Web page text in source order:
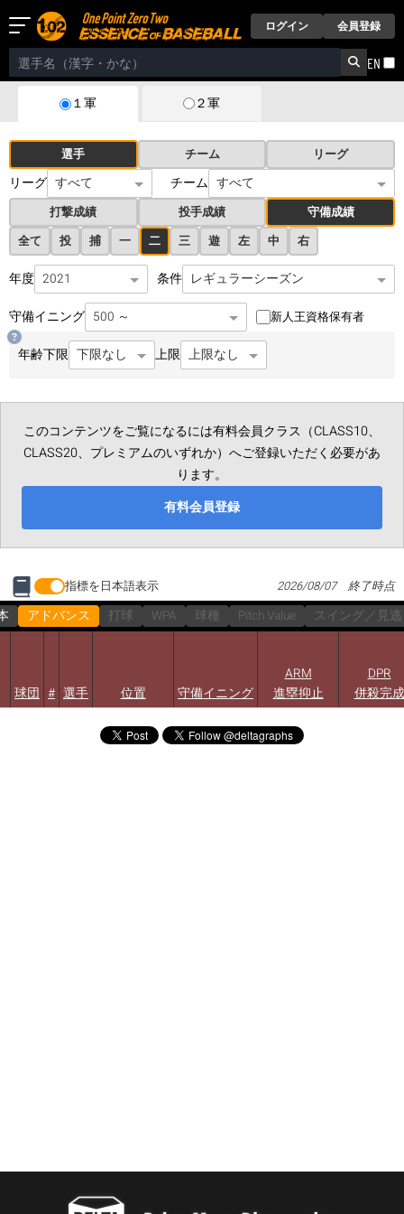
ログイン 会員登録
EN
１軍 ２軍
選手 チーム リーグ
リーグ チーム
打撃成績 投手成績
守備成績
全て
投 捕 一 二 三 遊 左 中 右
年度 条件
守備イニング 新人王資格保有者
年齢下限 上限
このコンテンツをご覧になるには有料会員クラス（CLASS10、
CLASS20、プレミアムのいずれか）へご登録いただく必要があ
ります。
有料会員登録
指標を日本語表示 2026/08/07 終了時点
アドバンス 打球 WPA 球種 Pitch Value スイング／見
球団 # 選手 位置 守備イニング
ARM
進塁抑止
DPR
併殺完成